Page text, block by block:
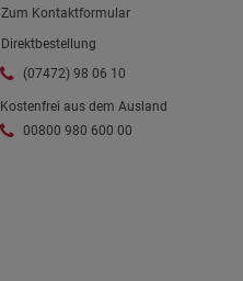
Zum Kontaktformular
Direktbestellung
(07472) 98 06 10
Kostenfrei aus dem Ausland
00800 980 600 00